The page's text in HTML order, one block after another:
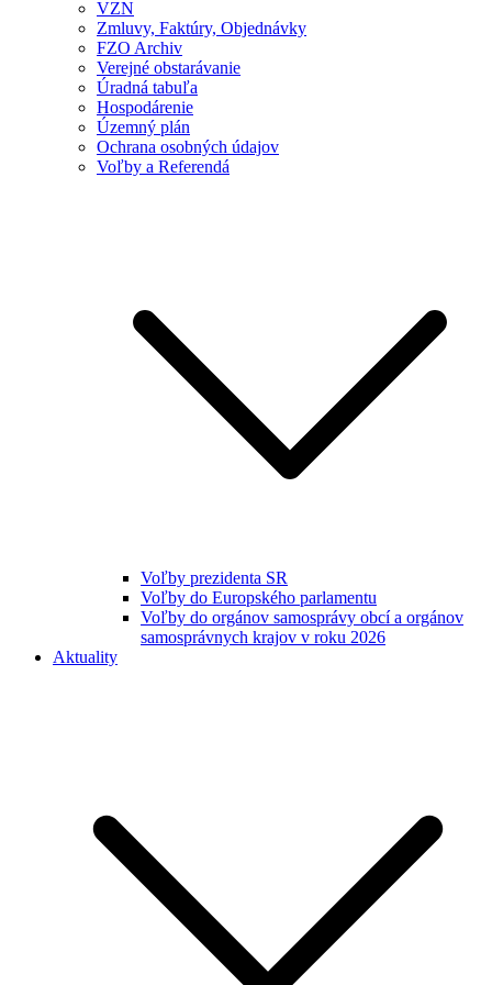
VZN
Zmluvy, Faktúry, Objednávky
FZO Archiv
Verejné obstarávanie
Úradná tabuľa
Hospodárenie
Územný plán
Ochrana osobných údajov
Voľby a Referendá
Voľby prezidenta SR
Voľby do Europského parlamentu
Voľby do orgánov samosprávy obcí a orgánov
samosprávnych krajov v roku 2026
Aktuality